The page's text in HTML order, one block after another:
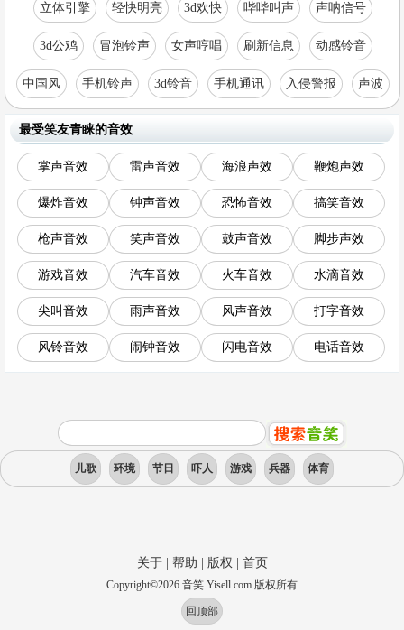
立体引擎 轻快明亮 3d欢快 哔哔叫声 声呐信号
3d公鸡 冒泡铃声 女声哼唱 刷新信息 动感铃音
中国风 手机铃声 3d铃音 手机通讯 入侵警报 声波
最受笑友青睐的音效
掌声音效 雷声音效 海浪声效 鞭炮声效
爆炸音效 钟声音效 恐怖音效 搞笑音效
枪声音效 笑声音效 鼓声音效 脚步声效
游戏音效 汽车音效 火车音效 水滴音效
尖叫音效 雨声音效 风声音效 打字音效
风铃音效 闹钟音效 闪电音效 电话音效
儿歌 环境 节日 吓人 游戏 兵器 体育
关于| 帮助 版权 首页
Copyright©2026 音笑 Yisell.com 版权所有
回顶部